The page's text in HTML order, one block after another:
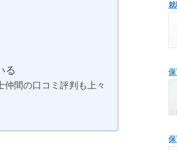
る
間の口コミ評判も上々